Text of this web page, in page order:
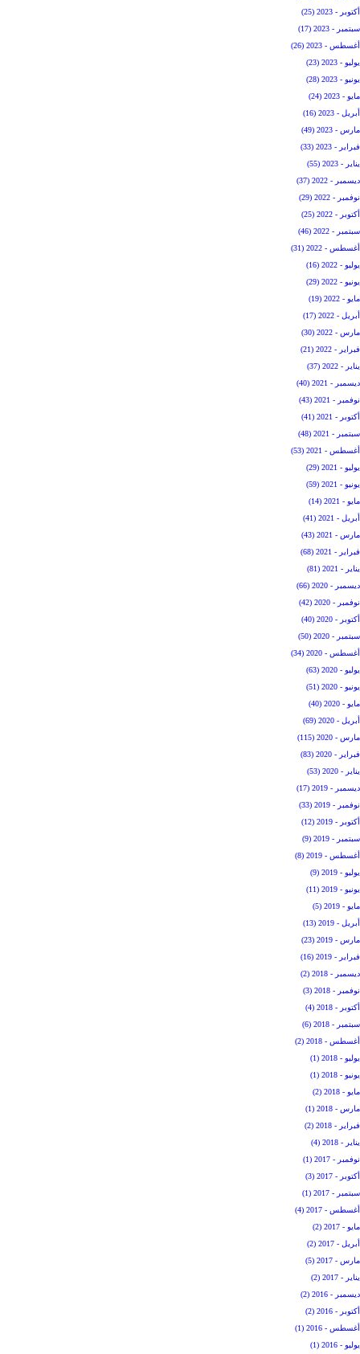
أكتوبر - 2023 (25)
سبتمبر - 2023 (17)
أغسطس - 2023 (26)
يوليو - 2023 (23)
يونيو - 2023 (28)
مايو - 2023 (24)
أبريل - 2023 (16)
مارس - 2023 (49)
فبراير - 2023 (33)
يناير - 2023 (55)
ديسمبر - 2022 (37)
نوفمبر - 2022 (29)
أكتوبر - 2022 (25)
سبتمبر - 2022 (46)
أغسطس - 2022 (31)
يوليو - 2022 (16)
يونيو - 2022 (29)
مايو - 2022 (19)
أبريل - 2022 (17)
مارس - 2022 (30)
فبراير - 2022 (21)
يناير - 2022 (37)
ديسمبر - 2021 (40)
نوفمبر - 2021 (43)
أكتوبر - 2021 (41)
سبتمبر - 2021 (48)
أغسطس - 2021 (53)
يوليو - 2021 (29)
يونيو - 2021 (59)
مايو - 2021 (14)
أبريل - 2021 (41)
مارس - 2021 (43)
فبراير - 2021 (68)
يناير - 2021 (81)
ديسمبر - 2020 (66)
نوفمبر - 2020 (42)
أكتوبر - 2020 (40)
سبتمبر - 2020 (50)
أغسطس - 2020 (34)
يوليو - 2020 (63)
يونيو - 2020 (51)
مايو - 2020 (40)
أبريل - 2020 (69)
مارس - 2020 (115)
فبراير - 2020 (83)
يناير - 2020 (53)
ديسمبر - 2019 (17)
نوفمبر - 2019 (33)
أكتوبر - 2019 (12)
سبتمبر - 2019 (9)
أغسطس - 2019 (8)
يوليو - 2019 (9)
يونيو - 2019 (11)
مايو - 2019 (5)
أبريل - 2019 (13)
مارس - 2019 (23)
فبراير - 2019 (16)
ديسمبر - 2018 (2)
نوفمبر - 2018 (3)
أكتوبر - 2018 (4)
سبتمبر - 2018 (6)
أغسطس - 2018 (2)
يوليو - 2018 (1)
يونيو - 2018 (1)
مايو - 2018 (2)
مارس - 2018 (1)
فبراير - 2018 (2)
يناير - 2018 (4)
نوفمبر - 2017 (1)
أكتوبر - 2017 (3)
سبتمبر - 2017 (1)
أغسطس - 2017 (4)
مايو - 2017 (2)
أبريل - 2017 (2)
مارس - 2017 (5)
يناير - 2017 (2)
ديسمبر - 2016 (2)
أكتوبر - 2016 (2)
أغسطس - 2016 (1)
يوليو - 2016 (1)